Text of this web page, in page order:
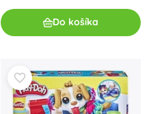
Do košíka